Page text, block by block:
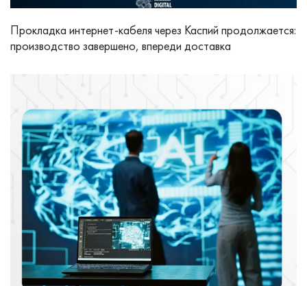
Прокладка интернет-кабеля через Каспий продолжается:
производство завершено, впереди доставка